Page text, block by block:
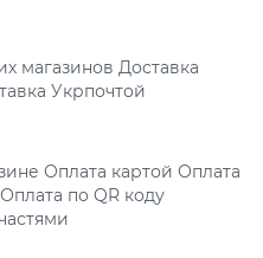
магазинов Доставка
Укрпочтой
Оплата картой Оплата
по QR коду